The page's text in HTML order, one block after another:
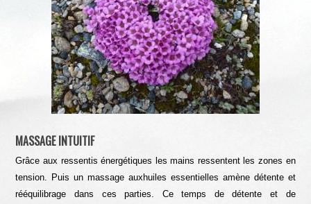
MASSAGE INTUITIF
Grâce aux ressentis énergétiques les mains ressentent les zones en
tension. Puis un massage auxhuiles essentielles amène détente et
rééquilibrage dans ces parties. Ce temps de détente et de